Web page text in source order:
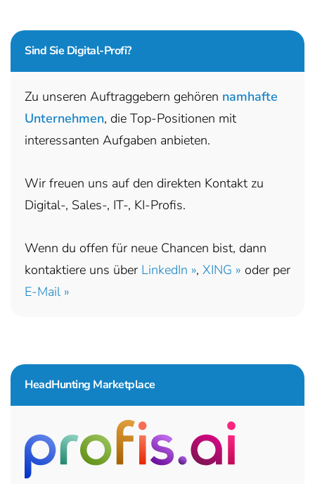
Sind Sie Digital-Profi?
Zu unseren Auftraggebern gehören namhafte
Unternehmen, die Top-Positionen mit
interessanten Aufgaben anbieten.
Wir freuen uns auf den direkten Kontakt zu
Digital-, Sales-, IT-, KI-Profis.
Wenn du offen für neue Chancen bist, dann
kontaktiere uns über LinkedIn », XING » oder per
E-Mail »
HeadHunting Marketplace